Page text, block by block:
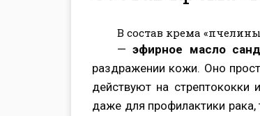
В состав крема
—эфирное масло
раздражении кожи. Оно
действуют на стрептококки
даже для профилактики рака,